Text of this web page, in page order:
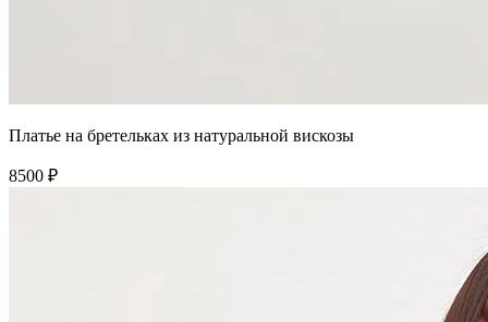
Платье на бретельках из натуральной вискозы
8500 ₽